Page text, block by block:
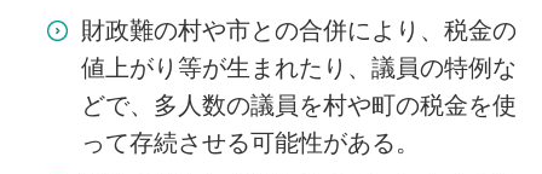
財政難の村や市との合併により、税金の
値上がり等が生まれたり、議員の特例な
どで、多人数の議員を村や町の税金を使
って存続させる可能性がある。